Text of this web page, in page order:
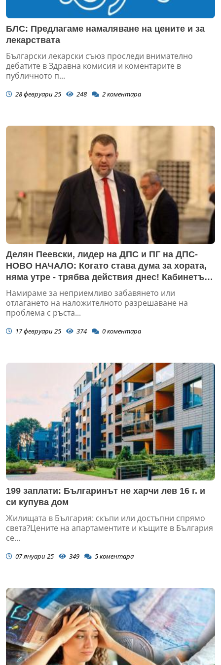
БЛС: Предлагаме намаляване на цените и за
лекарствата
Български лекарски съюз проследи внимателно
дебатите в Здравна комисия и коментарите в
публичното п...
28 февруари 25 248 2коментара
Делян Пеевски, лидер на ДПС и ПГ на ДПС-
НОВО НАЧАЛО: Когато става дума за хората,
няма утре - трябва действия днес! Кабинетът
да не отлага, а да действа за нормализиране
на цените на храните!
Намираме за неприемливо забавянето или
отлагането на наложителното разрешаване на
проблема с ръста...
17 февруари 25 374 0коментара
199 заплати: Българинът не харчи лев 16 г. и
си купува дом
Жилищата в България: скъпи или достъпни спрямо
света?Цените на апартаментите и къщите в България
се...
07 януари 25 349 5коментара